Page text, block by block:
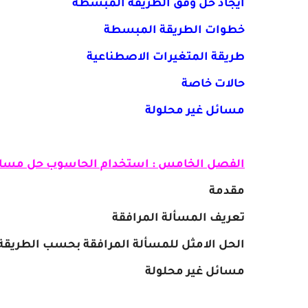
ايجاد حل وفق الطريقة المبسطة
خطوات الطريقة المبسطة
طريقة المتغيرات الاصطناعية
حالات خاصة
مسائل غير محلولة
الفصل الخامس : استخدام الحاسوب حل
مقدمة
تعريف المسألة المرافقة
الحل الامثل للمسألة المرافقة بحسب
مسائل غير محلولة